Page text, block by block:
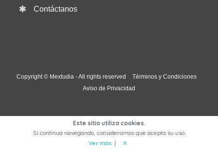
Contáctanos
Copyright © Mextudia - All rights reserved
Términos y Condiciones
Aviso de Privacidad
Este sitio utiliza cookies.
Si continua navegando, consideramos que acepta su uso.
Ver más | X